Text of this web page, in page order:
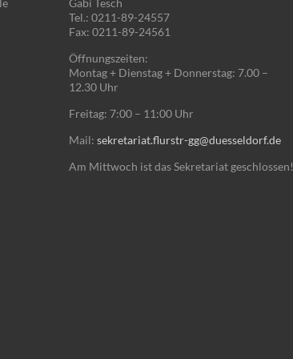
Gabi Tesch
Tel.: 0211-89-24557
Fax: 0211-89-24561
Öffnungszeiten:
Montag + Dienstag + Donnerstag: 7.00 –
12.30 Uhr
Freitag: 7:00 – 11:00 Uhr
Mail: sekretariat.flurstr-gg@duesseldorf.de
Am Mittwoch ist das Sekretariat geschlossen!